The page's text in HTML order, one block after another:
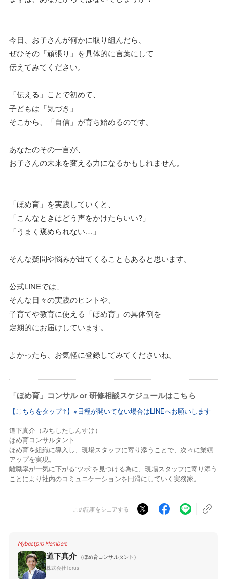
今日、お子さんが何かに取り組んだら、
ぜひその「頑張り」を具体的に言葉にして
伝えてみてください。
「伝える」ことで初めて、
子どもは「気づき」
そこから、「自信」が育ち始めるのです。
あなたのその一言が、
お子さんの未来を変える力になるかもしれません。
「ほめ育」を実践していくと、
「こんなときはどう声をかけたらいい?」
「うまく褒められない…」
そんな疑問や悩みが出てくることもあると思います。
公式LINEでは、
そんな日々の実践のヒントや、
子育てや教育に使える「ほめ育」の具体例を
定期的にお届けしています。
よかったら、お気軽に登録してみてくださいね。
「ほめ育」コンサル or 研修相談スケジュールはこちら
【こちらをタップ↑】※日程が開いてない場合はLINEへお願いします
道下真介（みちしたしんすけ）
ほめ育コンサルタント
ほめ育を組織に導入し、現場スタッフに寄り添うことで、次々に業績
アップを実現。
離職率が一気に下がる“ツボ”を見つける為に、現場スタッフに寄り添う
ことにより社内のコミュニケーションを円滑にしていく実務家。
この記事をシェアする
Mybestpro Members
道下真介
（ほめ育コンサルタント）
株式会社Torus